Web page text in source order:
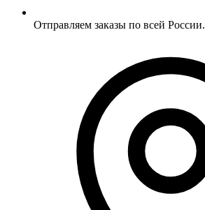
Отправляем заказы по всей России.